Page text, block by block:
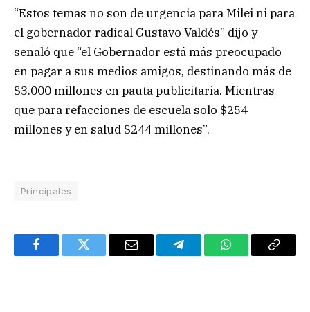
“Estos temas no son de urgencia para Milei ni para
el gobernador radical Gustavo Valdés” dijo y
señaló que “el Gobernador está más preocupado
en pagar a sus medios amigos, destinando más de
$3.000 millones en pauta publicitaria. Mientras
que para refacciones de escuela solo $254
millones y en salud $244 millones”.
Principales
FacebookTwitter Email TelegramWhatsAppCopy